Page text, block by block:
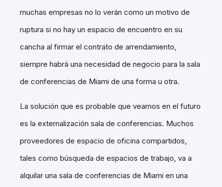
muchas empresas no lo verán como un motivo de
ruptura si no hay un espacio de encuentro en su
cancha al firmar el contrato de arrendamiento,
siempre habrá una necesidad de negocio para la sala
de conferencias de Miami de una forma u otra.
La solución que es probable que veamos en el futuro
es la externalización sala de conferencias. Muchos
proveedores de espacio de oficina compartidos,
tales como búsqueda de espacios de trabajo, va a
alquilar una sala de conferencias de Miami en una